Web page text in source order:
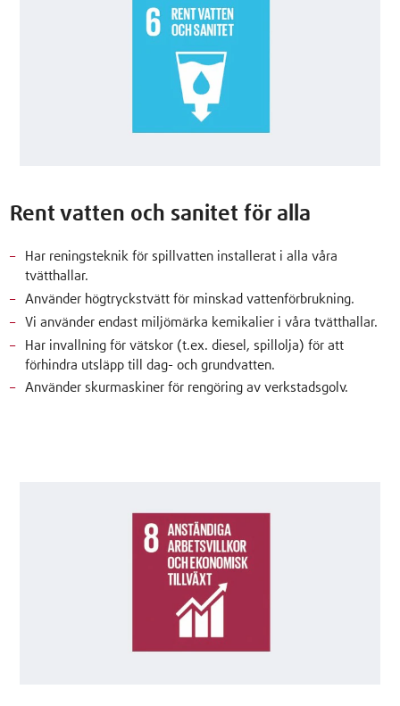
Rent vatten och sanitet för alla
Har reningsteknik för spillvatten installerat i alla våra
tvätthallar.
Använder högtryckstvätt för minskad vattenförbrukning.
Vi använder endast miljömärka kemikalier i våra tvätthallar.
Har invallning för vätskor (t.ex. diesel, spillolja) för att
förhindra utsläpp till dag- och grundvatten.
Använder skurmaskiner för rengöring av verkstadsgolv.